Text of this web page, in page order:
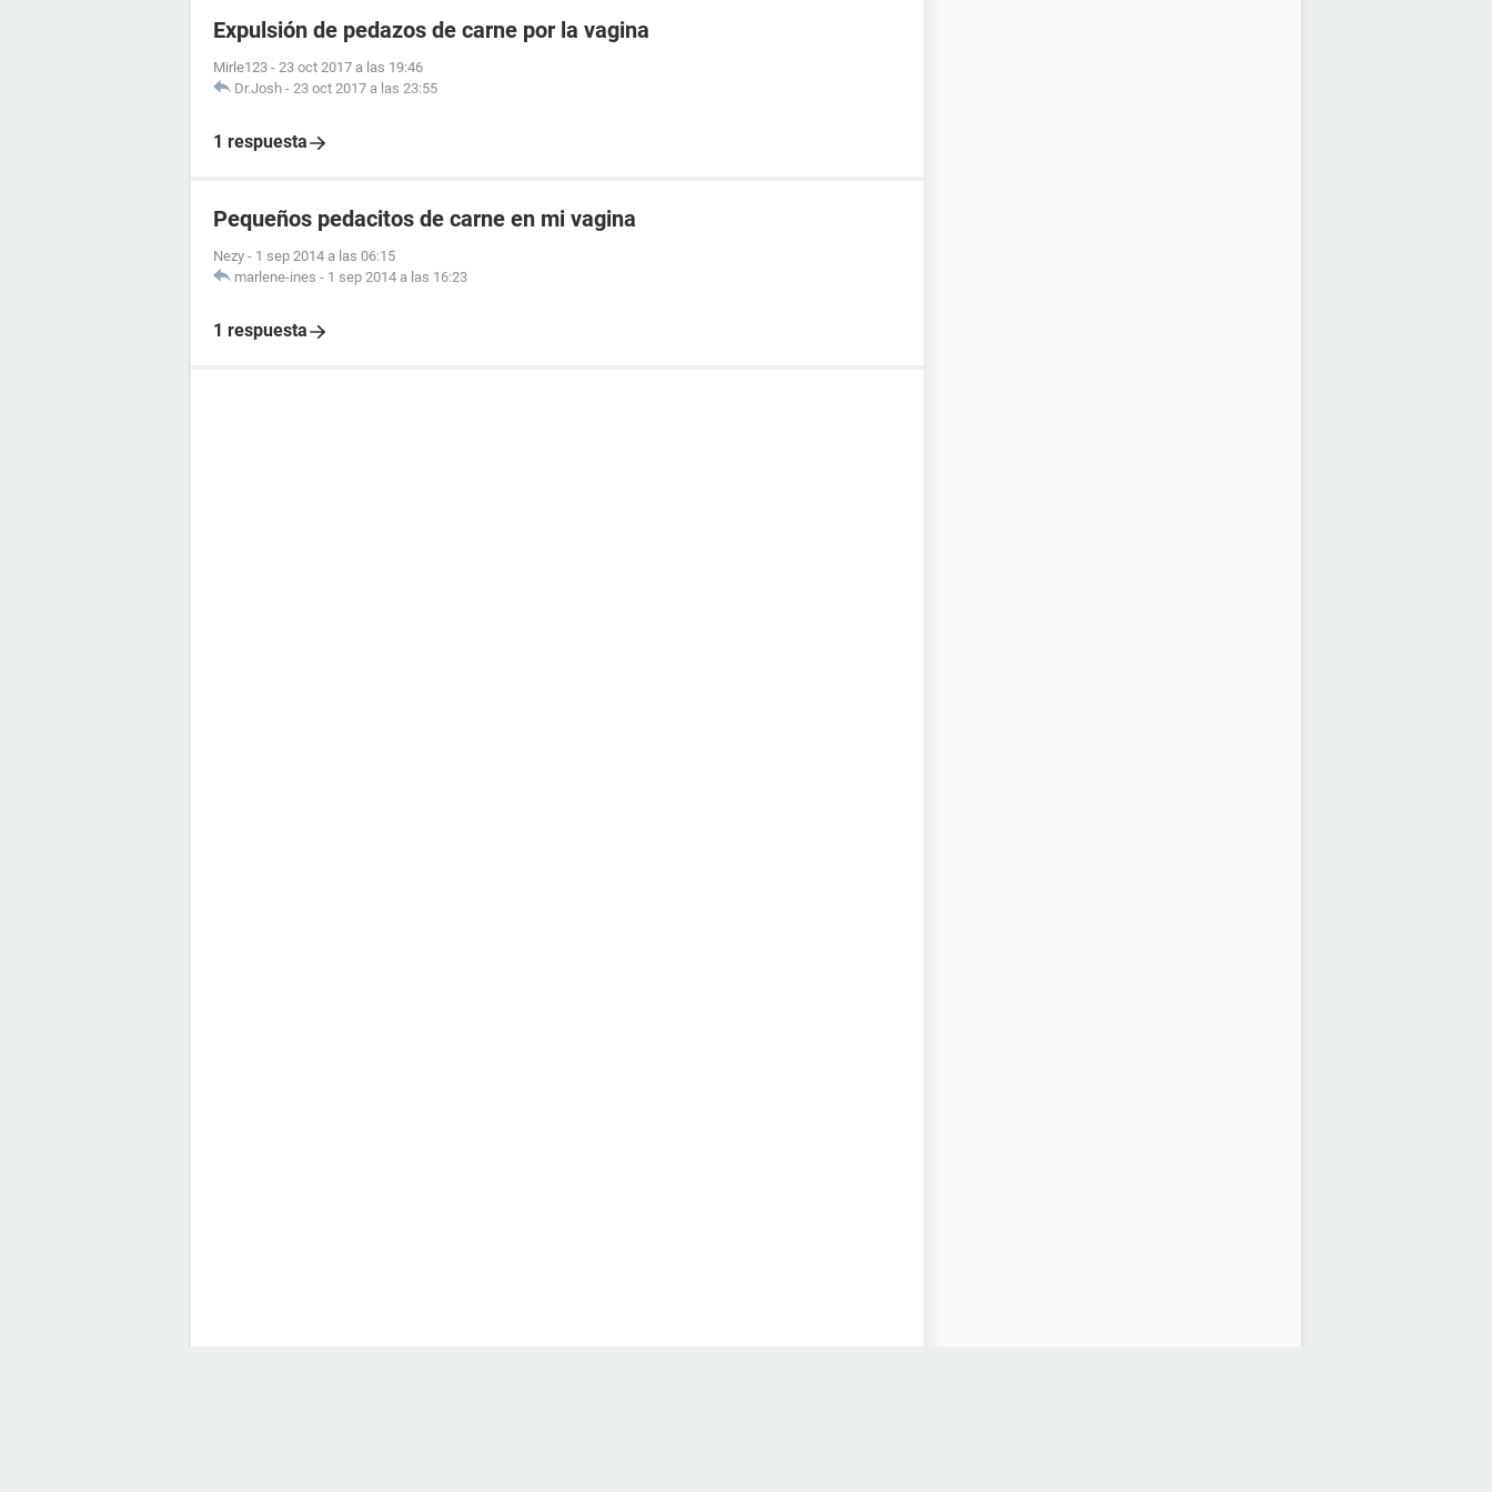
Expulsión de pedazos de carne por la vagina
Mirle123 - 23 oct 2017 a las 19:46
Dr.Josh - 23 oct 2017 a las 23:55
1 respuesta
Pequeños pedacitos de carne en mi vagina
Nezy - 1 sep 2014 a las 06:15
marlene-ines - 1 sep 2014 a las 16:23
1 respuesta